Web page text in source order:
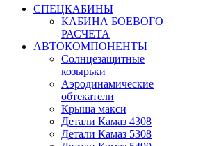
СПЕЦКАБИНЫ
КАБИНА БОЕВОГО
РАСЧЕТА
АВТОКОМПОНЕНТЫ
Солнцезащитные
козырьки
Аэродинамические
обтекатели
Крыша макси
Детали Камаз 4308
Детали Камаз 5308